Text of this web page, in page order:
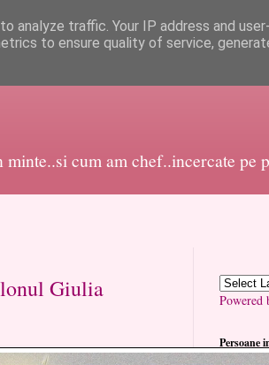
cum am chef..incercate pe
Giulia
Powered
Persoane
analyze traffic. Your IP address and
to ensure quality of service,